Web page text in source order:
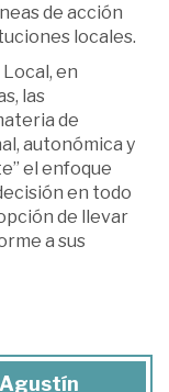
de acción
locales.
en
las
de
autonómica y
el enfoque
en todo
de llevar
a sus